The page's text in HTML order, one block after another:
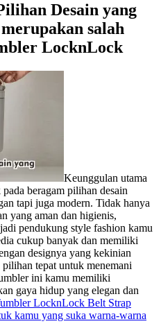
Desain yang
salah
LocknLock
Keunggulan utama
beragam pilihan desain
tapi juga modern. Tidak hanya
yang aman dan higienis,
pendukung style fashion kamu
cukup banyak dan memiliki
designya yang kekinian
tepat untuk menemani
ini kamu memiliki
gaya hidup yang elegan dan
LocknLock Belt Strap
kamu yang suka warna-warna